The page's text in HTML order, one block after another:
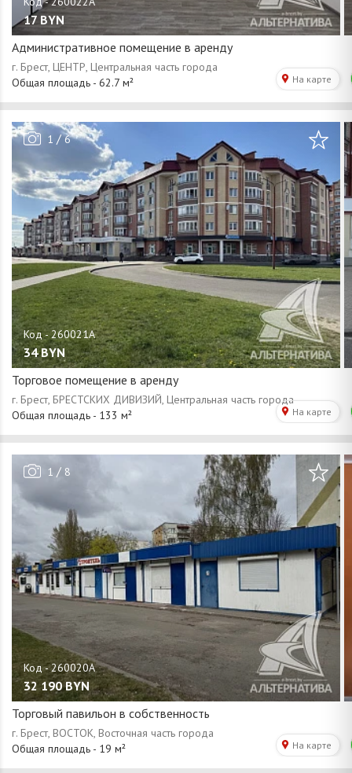
17 BYN
Административное помещение в аренду
1 /6
34 BYN
Торговое помещение в аренду
1 / 8
32 190 BYN
Торговый павильон в собственность